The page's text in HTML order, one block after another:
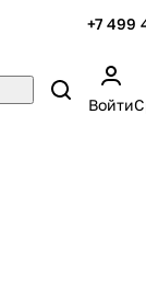
+7 499
Войти